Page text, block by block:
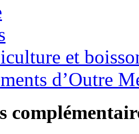
et
d’Outre